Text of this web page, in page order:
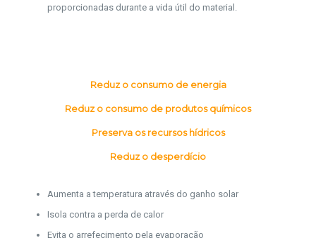
proporcionadas durante a vida útil do material.
Reduz o consumo de energia
Reduz o consumo de produtos químicos
Preserva os recursos hídricos
Reduz o desperdício
Aumenta a temperatura através do ganho solar
Isola contra a perda de calor
Evita o arrefecimento pela evaporação